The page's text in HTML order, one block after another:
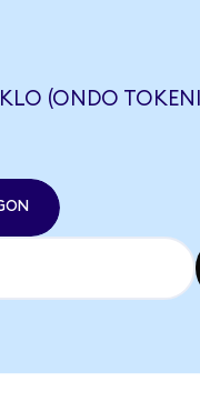
(ONDO